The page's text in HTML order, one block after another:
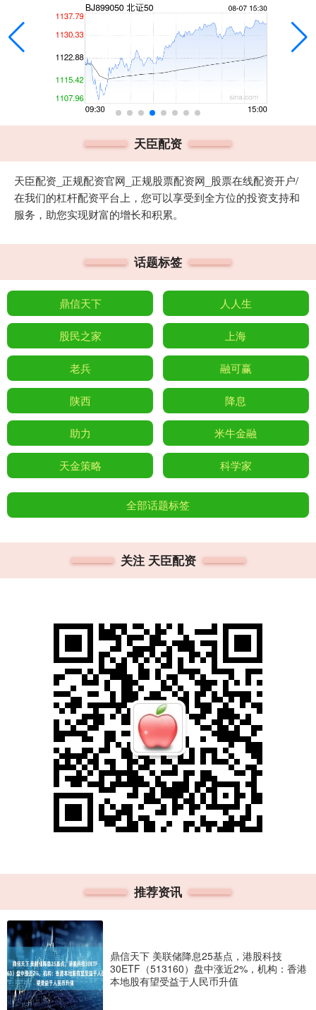
天臣配资
天臣配资_正规配资官网_正规股票配资网_股票在线配资开户/
在我们的杠杆配资平台上，您可以享受到全方位的投资支持和
服务，助您实现财富的增长和积累。
话题标签
鼎信天下 人人生
股民之家 上海
老兵 融可赢
陕西 降息
助力 米牛金融
天金策略 科学家
全部话题标签
关注 天臣配资
推荐资讯
鼎信天下 美联储降息25基点，港股科技
30ETF（513160）盘中涨近2%，机构：香港
本地股有望受益于人民币升值